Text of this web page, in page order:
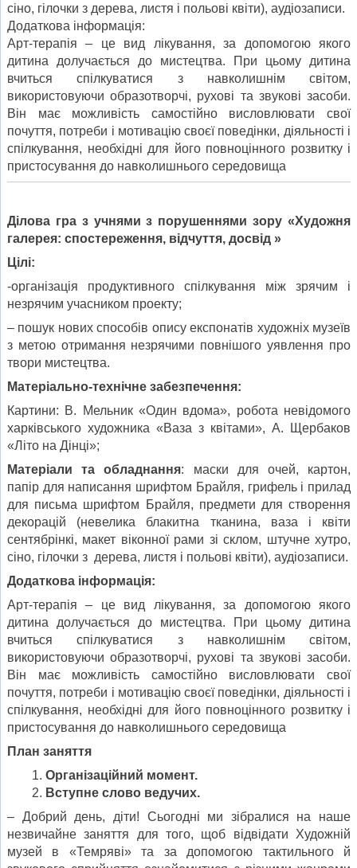
сіно, гілочки з дерева, листя і польові квіти), аудіозаписи.
Додаткова інформація:
Арт-терапія – це вид лікування, за допомогою якого
дитина долучається до мистецтва. При цьому дитина
вчиться спілкуватися з навколишнім світом,
використовуючи образотворчі, рухові та звукові засоби.
Він має можливість самостійно висловлювати свої
почуття, потреби і мотивацію своєї поведінки, діяльності і
спілкування, необхідні для його повноцінного розвитку і
пристосування до навколишнього середовища
Ділова гра з учнями з порушеннями зору «Художня
галерея: спостереження, відчуття, досвід »
Цілі:
-організація продуктивного спілкування між зрячим і
незрячим учасником проекту;
– пошук нових способів опису експонатів художніх музеїв
з метою отримання незрячими повнішого уявлення про
твори мистецтва.
Матеріально-технічне забезпечення:
Картини: В. Мельник «Один вдома», робота невідомого
харківського художника «Ваза з квітами», А. Щербаков
«Літо на Дінці»;
Матеріали та обладнання: маски для очей, картон,
папір для написання шрифтом Брайля, грифель і прилад
для письма шрифтом Брайля, предмети для створення
декорацій (невелика блакитна тканина, ваза і квіти
сентябрінкі, макет віконної рами зі склом, штучне хутро,
сіно, гілочки з дерева, листя і польові квіти), аудіозаписи.
Додаткова інформація:
Арт-терапія – це вид лікування, за допомогою якого
дитина долучається до мистецтва. При цьому дитина
вчиться спілкуватися з навколишнім світом,
використовуючи образотворчі, рухові та звукові засоби.
Він має можливість самостійно висловлювати свої
почуття, потреби і мотивацію своєї поведінки, діяльності і
спілкування, необхідні для його повноцінного розвитку і
пристосування до навколишнього середовища
План заняття
Організаційний момент.
Вступне слово ведучих.
– Добрий день, діти! Сьогодні ми зібралися на наше
незвичайне заняття для того, щоб відвідати Художній
музей в «Темряві» та за допомогою тактильного й